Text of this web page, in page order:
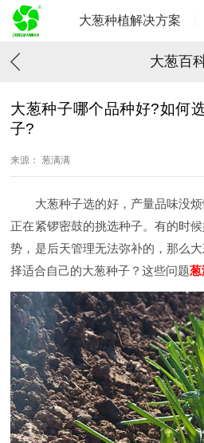
大葱种植解决方案
大葱百
大葱种子哪个品种好?如何
子?
来源： 葱满满
大葱种子选的好，产量品味没
正在紧锣密鼓的挑选种子。有的时
势，是后天管理无法弥补的，那么
择适合自己的大葱种子？这些问题